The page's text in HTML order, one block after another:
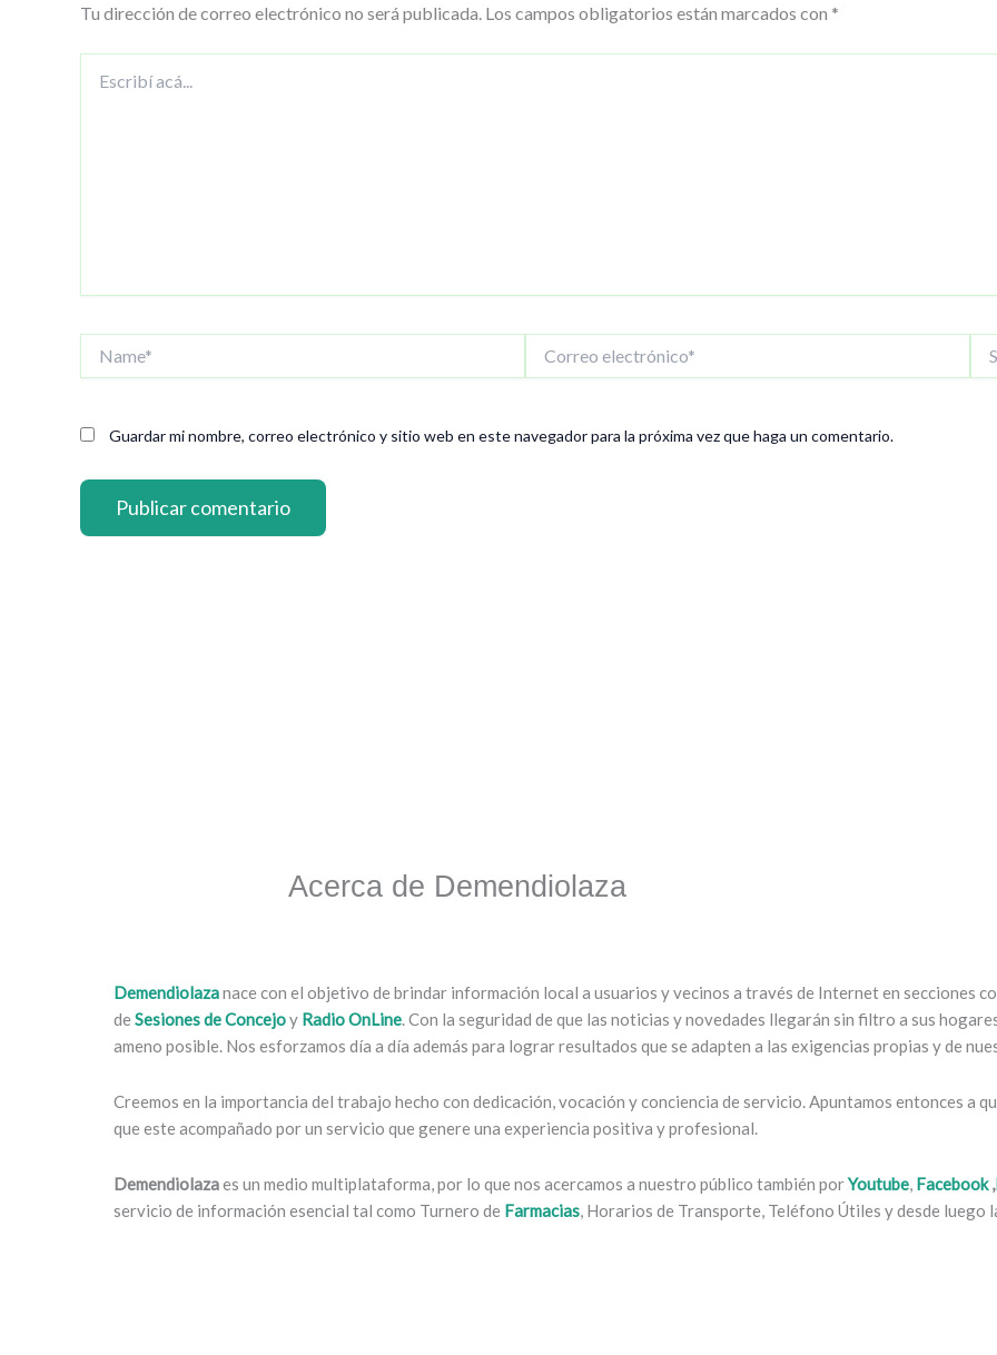
Tu dirección de correo electrónico no será publicada. Los campos obligatorios están marcados con *
acá...
electrónico*
Guardar mi nombre, correo electrónico y sitio web en este navegador para la próxima vez que haga un comentario.
Acerca de Demendiolaza
Demendiolazanace con el objetivo de brindar información local a usuarios y vecinos a través de Internet en secciones
de Sesiones de Concejoy Radio OnLine. Con la seguridad de que las noticias y novedades llegarán sin filtro a sus
ameno posible. Nos esforzamos día a día además para lograr resultados que se adapten a las exigencias propias y de
Creemos en la importancia del trabajo hecho con dedicación, vocación y conciencia de servicio. Apuntamos entonces a
que este acompañado por un servicio que genere una experiencia positiva y profesional.
Demendiolazaes un medio multiplataforma, por lo que nos acercamos a nuestro público también porYoutube, Facebook,
servicio de información esencial tal como Turnero de Farmacias, Horarios de Transporte, Teléfono Útiles y desde luego